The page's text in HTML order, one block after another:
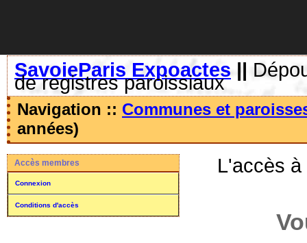
SavoieParis Expoactes ||
de registres paroissiaux
Navigation :: Communes et
années)
Accès membres
Connexion
Conditions d'accès
L'accès